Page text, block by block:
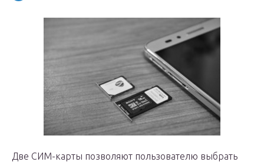
Две СИМ-карты позволяют пользователю выбрать